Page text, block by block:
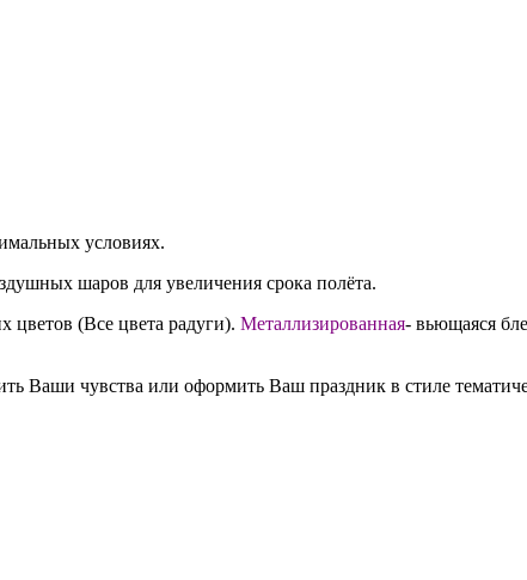
условиях.
шаров для увеличения срока полёта.
цветов (Все цвета радуги). Металлизированная- вьющаяся
Ваши чувства или оформить Ваш праздник в стиле